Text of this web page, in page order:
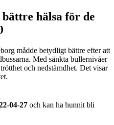
hälsa för de
mådde betydligt bättre efter att
Med sänkta bullernivåer
och nedstämdhet. Det visar
04-27 och kan ha hunnit bli